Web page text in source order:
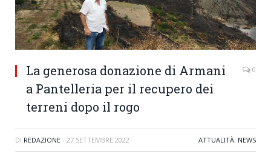
La generosa donazione di Armani
a Pantelleria per il recupero dei
terreni dopo il rogo
0
DI REDAZIONE - 27 SETTEMBRE 2022 ATTUALITÀ, NEWS